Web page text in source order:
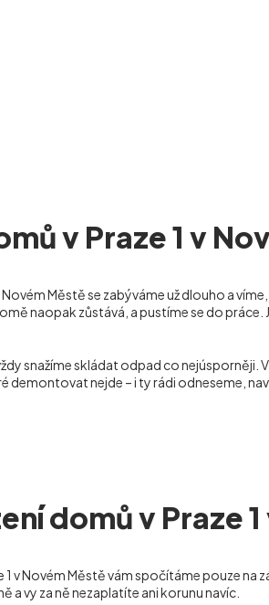
v Praze 1 v
Novém Městě se zabýváme už dlouho a
naopak zůstává, a pustíme se do
snažíme skládat odpad co
demontovat nejde – i ty rádi odneseme,
domů v Praze
1 v Novém Městě vám spočítáme pouze na
a vy za ně nezaplatíte ani korunu navíc.